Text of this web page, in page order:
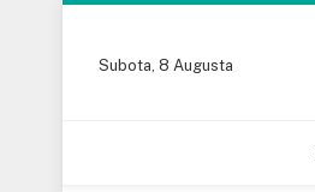
Subota, 8 Augusta